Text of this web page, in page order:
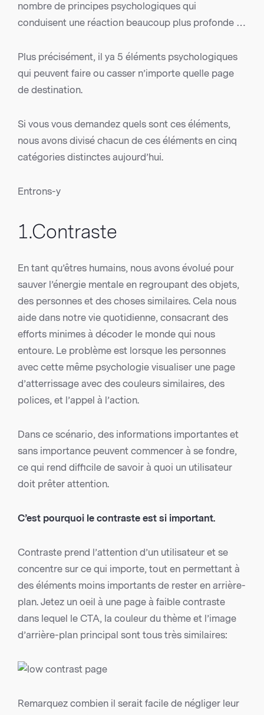
nombre de principes psychologiques qui
conduisent une réaction beaucoup plus profonde …
Plus précisément, il ya 5 éléments psychologiques
qui peuvent faire ou casser n’importe quelle page
de destination.
Si vous vous demandez quels sont ces éléments,
nous avons divisé chacun de ces éléments en cinq
catégories distinctes aujourd’hui.
Entrons-y
1.Contraste
En tant qu’êtres humains, nous avons évolué pour
sauver l’énergie mentale en regroupant des objets,
des personnes et des choses similaires. Cela nous
aide dans notre vie quotidienne, consacrant des
efforts minimes à décoder le monde qui nous
entoure. Le problème est lorsque les personnes
avec cette même psychologie visualiser une page
d’atterrissage avec des couleurs similaires, des
polices, et l’appel à l’action.
Dans ce scénario, des informations importantes et
sans importance peuvent commencer à se fondre,
ce qui rend difficile de savoir à quoi un utilisateur
doit prêter attention.
C’est pourquoi le contraste est si important.
Contraste prend l’attention d’un utilisateur et se
concentre sur ce qui importe, tout en permettant à
des éléments moins importants de rester en arrière-
plan. Jetez un oeil à une page à faible contraste
dans lequel le CTA, la couleur du thème et l’image
d’arrière-plan principal sont tous très similaires:
Remarquez combien il serait facile de négliger leur